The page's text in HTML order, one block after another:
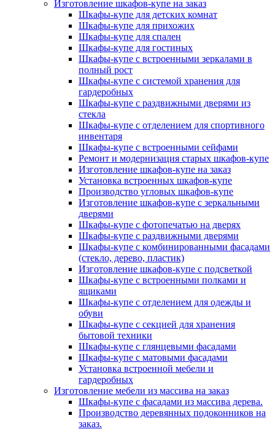
Изготовление шкафов-купе на заказ
Шкафы-купе для детских комнат
Шкафы-купе для прихожих
Шкафы-купе для спален
Шкафы-купе для гостиных
Шкафы-купе с встроенными зеркалами в
полный рост
Шкафы-купе с системой хранения для
гардеробных
Шкафы-купе с раздвижными дверями из
стекла
Шкафы-купе с отделением для спортивного
инвентаря
Шкафы-купе с встроенными сейфами
Ремонт и модернизация старых шкафов-купе
Изготовление шкафов-купе на заказ
Установка встроенных шкафов-купе
Производство угловых шкафов-купе
Изготовление шкафов-купе с зеркальными
дверями
Шкафы-купе с фотопечатью на дверях
Шкафы-купе с раздвижными дверями
Шкафы-купе с комбинированными фасадами
(стекло, дерево, пластик)
Изготовление шкафов-купе с подсветкой
Шкафы-купе с встроенными полками и
ящиками
Шкафы-купе с отделением для одежды и
обуви
Шкафы-купе с секцией для хранения
бытовой техники
Шкафы-купе с глянцевыми фасадами
Шкафы-купе с матовыми фасадами
Установка встроенной мебели и
гардеробных
Изготовление мебели из массива на заказ
Шкафы-купе с фасадами из массива дерева.
Производство деревянных подоконников на
заказ.